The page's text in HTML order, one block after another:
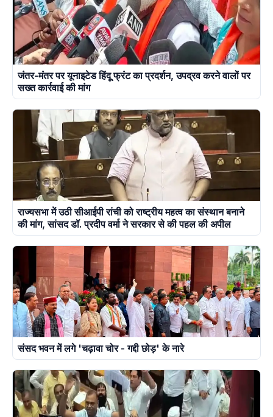
जंतर-मंतर पर यूनाइटेड हिंदू फ्रंट का प्रदर्शन, उपद्रव करने वालों पर
सख्त कार्रवाई की मांग
राज्यसभा में उठी सीआईपी रांची को राष्ट्रीय महत्व का संस्थान बनाने
की मांग, सांसद डॉ. प्रदीप वर्मा ने सरकार से की पहल की अपील
संसद भवन में लगे 'चढ़ावा चोर - गद्दी छोड़' के नारे